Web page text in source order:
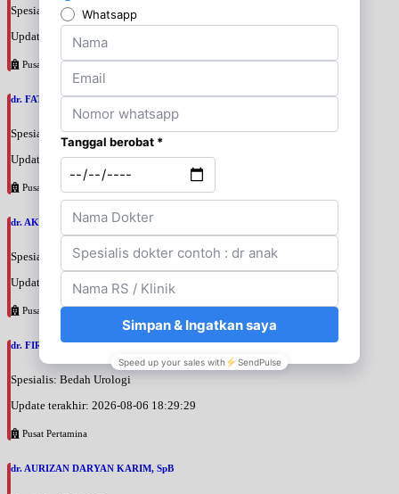
Spesialis: Bedah Urologi
Update terakhir: 2026-08-06 18:46:06
Pusat Pertamina
dr. FATAN ABSHARI, SpU
Spesialis: Bedah Urologi
Update terakhir: 2026-08-06 18:42:13
Pusat Pertamina
dr. AKBARI WAHYUDI KUSUMAH, SpU
Spesialis: Bedah Urologi
Update terakhir: 2026-08-06 18:38:38
Pusat Pertamina
dr. FIRTANTYO ADI SYAHPUTRA, SpU
Spesialis: Bedah Urologi
Update terakhir: 2026-08-06 18:29:29
Pusat Pertamina
dr. AURIZAN DARYAN KARIM, SpB